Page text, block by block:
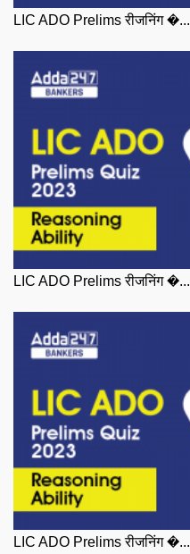
LIC ADO Prelims रीजनिंग �...
LIC ADO Prelims रीजनिंग �...
LIC ADO Prelims रीजनिंग �...